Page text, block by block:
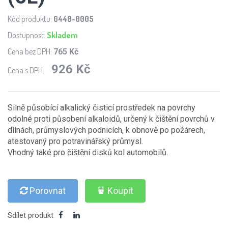
Kód produktu: G440-0005
Dostupnost: Skladem
Cena bez DPH: 765 Kč
Cena s DPH: 926 Kč
Silně působící alkalický čisticí prostředek na povrchy
odolné proti působení alkaloidů, určený k čištění povrchů v
dílnách, průmyslových podnicích, k obnově po požárech,
atestovaný pro potravinářský průmysl.
Vhodný také pro čištění disků kol automobilů.
Porovnat Koupit
Sdílet produkt